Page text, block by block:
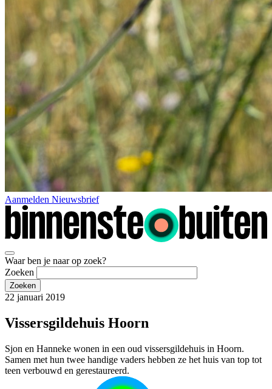
Aanmelden Nieuwsbrief
Waar ben je naar op zoek?
Zoeken
22 januari 2019
Vissersgildehuis Hoorn
Sjon en Hanneke wonen in een oud vissersgildehuis in Hoorn.
Samen met hun twee handige vaders hebben ze het huis van top tot
teen verbouwd en gerestaureerd.